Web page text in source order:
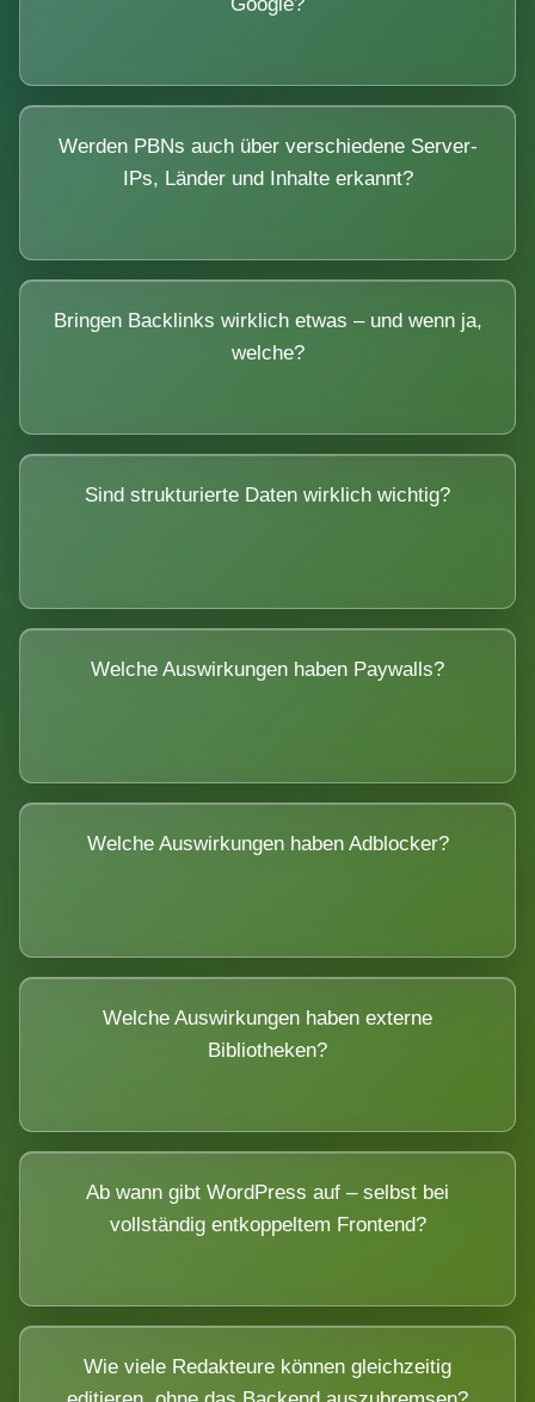
Werden PBNs auch über verschiedene Server-
IPs, Länder und Inhalte erkannt?
Bringen Backlinks wirklich etwas – und wenn ja,
welche?
Sind strukturierte Daten wirklich wichtig?
Welche Auswirkungen haben Paywalls?
Welche Auswirkungen haben Adblocker?
Welche Auswirkungen haben externe
Bibliotheken?
Ab wann gibt WordPress auf – selbst bei
vollständig entkoppeltem Frontend?
Wie viele Redakteure können gleichzeitig